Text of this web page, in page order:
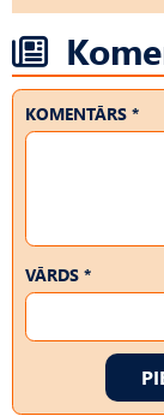
KOMENTĀRS *
VĀRDS *